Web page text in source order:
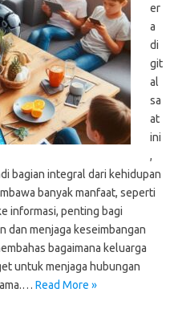
er
a
di
git
al
sa
at
ini
,
bagian integral dari kehidupan
banyak manfaat, seperti
informasi, penting bagi
dan menjaga keseimbangan
bagaimana keluarga
untuk menjaga hubungan
Read More »